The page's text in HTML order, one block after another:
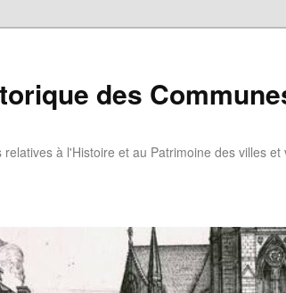
des
à l'Histoire et au Patrimoine des villes et